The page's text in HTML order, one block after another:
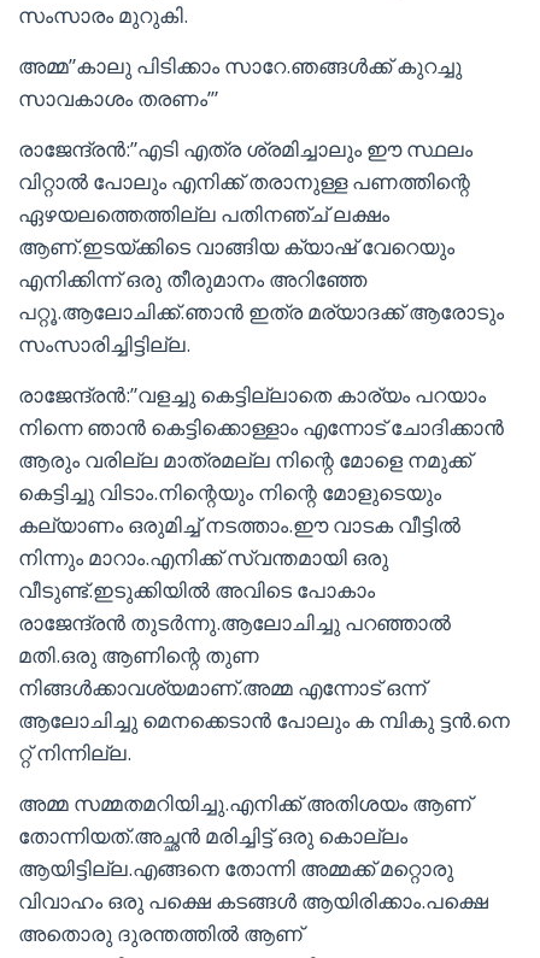
സംസാരം മുറുകി.
അമ്മ”കാലു പിടിക്കാം സാറേ.ഞങ്ങൾക്ക് കുറച്ചു
സാവകാശം തരണം’”
രാജേന്ദ്രൻ:”എടി എത്ര ശ്രമിച്ചാലും ഈ സ്ഥലം
വിറ്റാൽ പോലും എനിക്ക് തരാനുള്ള പണത്തിന്റെ
ഏഴയലത്തെത്തില്ല പതിനഞ്ച് ലക്ഷം
ആണ്.ഇടയ്ക്കിടെ വാങ്ങിയ ക്യാഷ് വേറെയും
എനിക്കിന്ന് ഒരു തീരുമാനം അറിഞ്ഞേ
പറ്റൂ.ആലോചിക്ക്.ഞാൻ ഇത്ര മര്യാദക്ക് ആരോടും
സംസാരിച്ചിട്ടില്ല.
രാജേന്ദ്രൻ:”വളച്ചു കെട്ടില്ലാതെ കാര്യം പറയാം
നിന്നെ ഞാൻ കെട്ടിക്കൊള്ളാം എന്നോട് ചോദിക്കാൻ
ആരും വരില്ല മാത്രമല്ല നിന്റെ മോളെ നമുക്ക്
കെട്ടിച്ചു വിടാം.നിന്റെയും നിന്റെ മോളുടെയും
കല്യാണം ഒരുമിച്ച് നടത്താം.ഈ വാടക വീട്ടിൽ
നിന്നും മാറാം.എനിക്ക് സ്വന്തമായി ഒരു
വീടുണ്ട്.ഇടുക്കിയിൽ അവിടെ പോകാം
രാജേന്ദ്രൻ തുടർന്നു.ആലോചിച്ചു പറഞ്ഞാൽ
മതി.ഒരു ആണിന്റെ തുണ
നിങ്ങൾക്കാവശ്യമാണ്.അമ്മ എന്നോട് ഒന്ന്
ആലോചിച്ചു മെനക്കെടാൻ പോലും ക മ്പികു ട്ടന്‍.നെ
റ്റ് നിന്നില്ല.
അമ്മ സമ്മതമറിയിച്ചു.എനിക്ക് അതിശയം ആണ്
തോന്നിയത്.അച്ഛൻ മരിച്ചിട്ട് ഒരു കൊല്ലം
ആയിട്ടില്ല.എങ്ങനെ തോന്നി അമ്മക്ക് മറ്റൊരു
വിവാഹം ഒരു പക്ഷെ കടങ്ങൾ ആയിരിക്കാം.പക്ഷെ
അതൊരു ദുരന്തത്തിൽ ആണ്